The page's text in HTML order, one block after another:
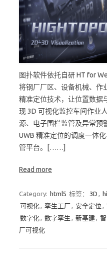
图扑软件依托自研 HT for
将钢厂厂区、设备机械、作
精准定位技术，让位置数据
现 3D 可视化监控车间作业
源、电子围栏监管及异常预
UWB 精准定位的调度一体
管平台。[……]
Read more
Category: html5 标签： 3D ,
可视化, 孪生工厂, 安全定位 ,
数字化, 数字孪生 , 新基建,
厂可视化